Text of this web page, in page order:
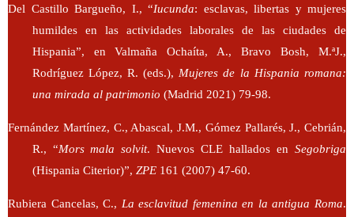
Del Castillo Bargueño, I., “Iucunda: esclavas, libertas y mujeres
humildes en las actividades laborales de las ciudades de
Hispania”, en Valmaña Ochaíta, A., Bravo Bosh, M.ªJ.,
Rodríguez López, R. (eds.), Mujeres de la Hispania romana:
una mirada al patrimonio (Madrid 2021) 79-98.
Fernández Martínez, C., Abascal, J.M., Gómez Pallarés, J., Cebrián,
R., “Mors mala solvit. Nuevos CLE hallados enSegobriga
(Hispania Citerior)”, ZPE161 (2007) 47-60.
Rubiera Cancelas, C., La esclavitud femenina en la antigua Roma.